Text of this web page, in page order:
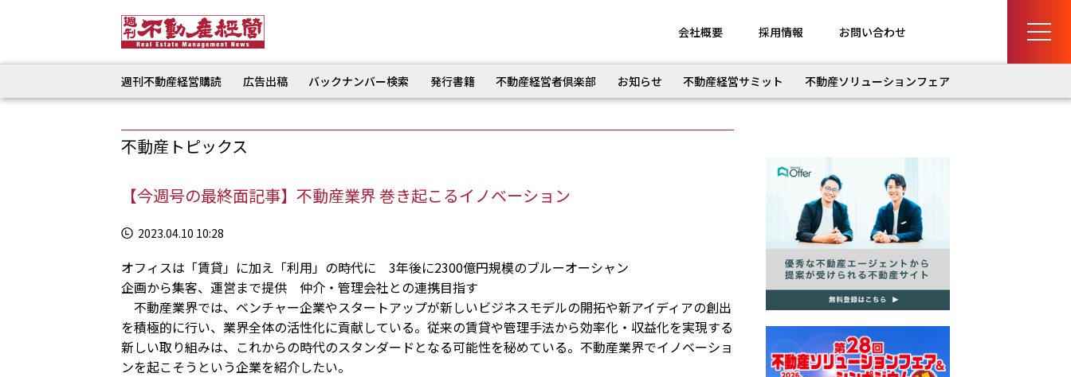
会社概要 採用情報 お問い合わせ
週刊不動産経営購読 広告出稿 バックナンバー検索 発行書籍 不動産経営者倶楽部 お知らせ 不動産経営サミット 不動産ソリューションフェア
不動産トピックス
【今週号の最終面記事】不動産業界 巻き起こるイノベーション
2023.04.10 10:28
オフィスは「賃貸」に加え「利用」の時代に 3年後に2300億円規模のブルーオーシャン
企画から集客、運営まで提供 仲介・管理会社との連携目指す
不動産業界では、ベンチャー企業やスタートアップが新しいビジネスモデルの開拓や新アイディアの創出
を積極的に行い、業界全体の活性化に貢献している。従来の賃貸や管理手法から効率化・収益化を実現する
新しい取り組みは、これからの時代のスタンダードとなる可能性を秘めている。不動産業界でイノベーショ
ンを起こそうという企業を紹介したい。